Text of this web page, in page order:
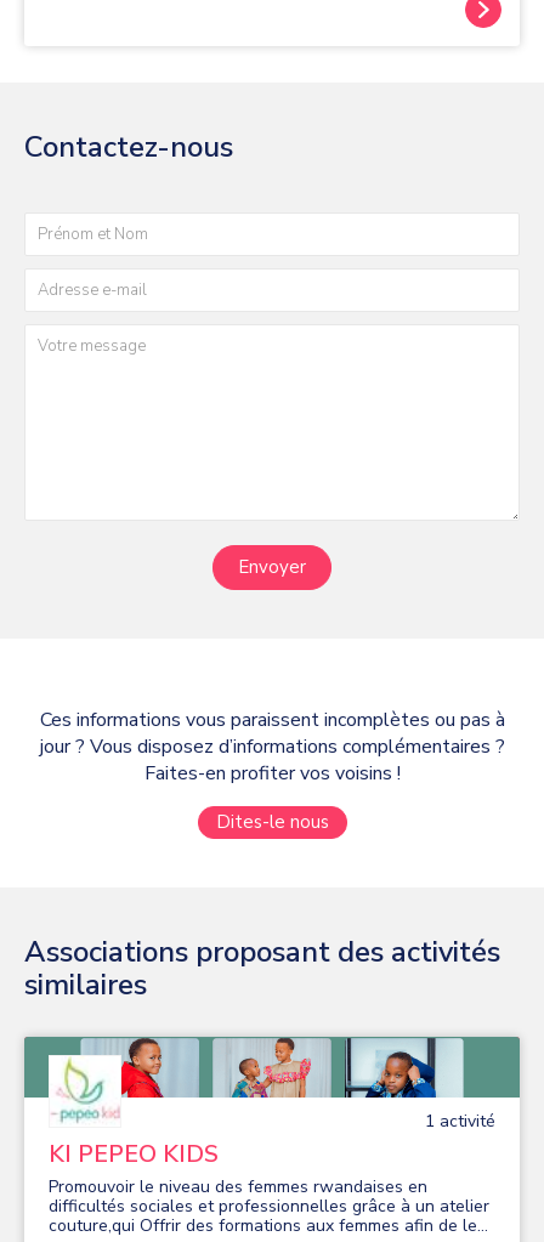
Contactez-nous
Envoyer
Ces informations vous paraissent incomplètes ou pas à
jour ? Vous disposez d’informations complémentaires ?
Faites-en profiter vos voisins !
Dites-le nous
Associations proposant des activités
similaires
1 activité
KI PEPEO KIDS
Promouvoir le niveau des femmes rwandaises en
difficultés sociales et professionnelles grâce à un atelier
couture,qui Offrir des formations aux femmes afin de leur